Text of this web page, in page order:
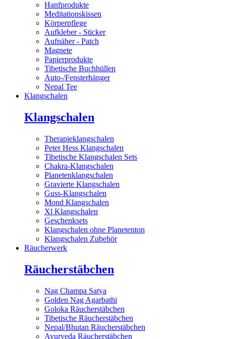
Hanfprodukte
Meditationskissen
Körperpflege
Aufkleber - Sticker
Aufnäher - Patch
Magnete
Papierprodukte
Tibetische Buchhüllen
Auto-/Fensterhänger
Nepal Tee
Klangschalen
Klangschalen
Therapieklangschalen
Peter Hess Klangschalen
Tibetische Klangschalen Sets
Chakra-Klangschalen
Planetenklangschalen
Gravierte Klangschalen
Guss-Klangschalen
Mond Klangschalen
Xl Klangschalen
Geschenksets
Klangschalen ohne Planetenton
Klangschalen Zubehör
Räucherwerk
Räucherstäbchen
Nag Champa Satya
Golden Nag Agarbathi
Goloka Räucherstäbchen
Tibetische Räucherstäbchen
Nepal/Bhutan Räucherstäbchen
Ayurveda Räucherstäbchen